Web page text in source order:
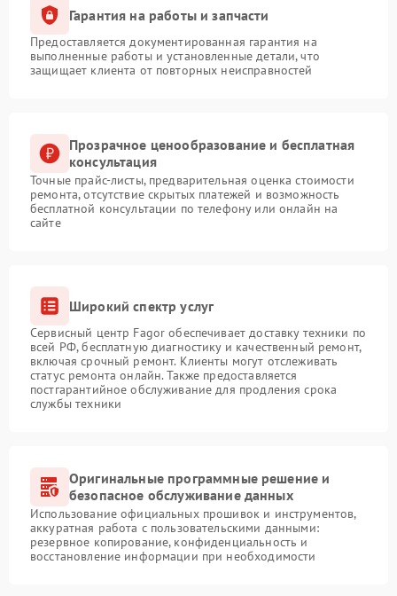
Гарантия на работы и запчасти
Предоставляется документированная гарантия на
выполненные работы и установленные детали, что
защищает клиента от повторных неисправностей
Прозрачное ценообразование и бесплатная
консультация
Точные прайс-листы, предварительная оценка стоимости
ремонта, отсутствие скрытых платежей и возможность
бесплатной консультации по телефону или онлайн на
сайте
Широкий спектр услуг
Сервисный центр Fagor обеспечивает доставку техники по
всей РФ, бесплатную диагностику и качественный ремонт,
включая срочный ремонт. Клиенты могут отслеживать
статус ремонта онлайн. Также предоставляется
постгарантийное обслуживание для продления срока
службы техники
Оригинальные программные решение и
безопасное обслуживание данных
Использование официальных прошивок и инструментов,
аккуратная работа с пользовательскими данными:
резервное копирование, конфиденциальность и
восстановление информации при необходимости